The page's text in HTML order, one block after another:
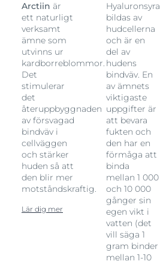
Arctiin är
ett naturligt
verksamt
ämne som
utvinns ur
kardborreblommor.
Det
stimulerar
det
återuppbyggnaden
av försvagad
bindväv i
cellväggen
och stärker
huden så att
den blir mer
motståndskraftig.
Lär dig mer
Hyaluronsyra
bildas av
hudcellerna
och är en
del av
hudens
bindväv. En
av ämnets
viktigaste
uppgifter är
att bevara
fukten och
den har en
förmåga att
binda
mellan 1 000
och 10 000
gånger sin
egen vikt i
vatten (det
vill säga 1
gram binder
mellan 1-10